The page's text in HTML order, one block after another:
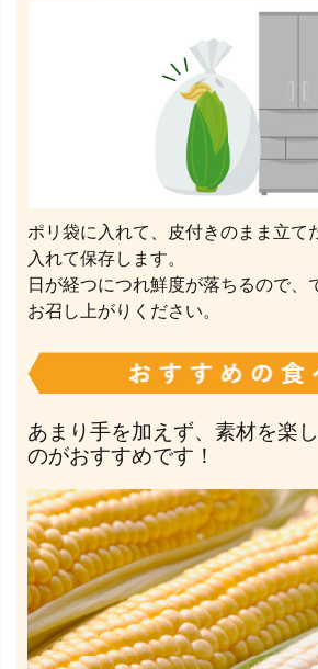
ポリ袋に入れて、皮付きのまま立て
入れて保存します。
日が経つにつれ鮮度が落ちるので、
お召し上がりください。
あまり手を加えず、素材を楽
のがおすすめです！